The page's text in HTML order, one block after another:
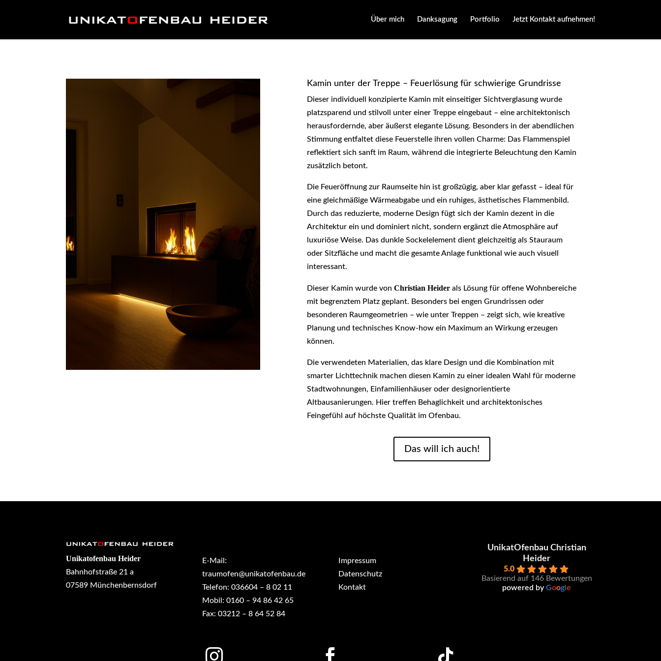
Über mich Danksagung Portfolio Jetzt Kontakt aufnehmen!
Kamin unter der Treppe – Feuerlösung für schwierige Grundrisse
Dieser individuell konzipierte Kamin mit einseitiger Sichtverglasung wurde
platzsparend und stilvoll unter einer Treppe eingebaut – eine architektonisch
herausfordernde, aber äußerst elegante Lösung. Besonders in der abendlichen
Stimmung entfaltet diese Feuerstelle ihren vollen Charme: Das Flammenspiel
reflektiert sich sanft im Raum, während die integrierte Beleuchtung den Kamin
zusätzlich betont.
Die Feueröffnung zur Raumseite hin ist großzügig, aber klar gefasst – ideal für
eine gleichmäßige Wärmeabgabe und ein ruhiges, ästhetisches Flammenbild.
Durch das reduzierte, moderne Design fügt sich der Kamin dezent in die
Architektur ein und dominiert nicht, sondern ergänzt die Atmosphäre auf
luxuriöse Weise. Das dunkle Sockelelement dient gleichzeitig als Stauraum
oder Sitzfläche und macht die gesamte Anlage funktional wie auch visuell
interessant.
Dieser Kamin wurde von Christian Heiderals Lösung für offene Wohnbereiche
mit begrenztem Platz geplant. Besonders bei engen Grundrissen oder
besonderen Raumgeometrien – wie unter Treppen – zeigt sich, wie kreative
Planung und technisches Know-how ein Maximum an Wirkung erzeugen
können.
Die verwendeten Materialien, das klare Design und die Kombination mit
smarter Lichttechnik machen diesen Kamin zu einer idealen Wahl für moderne
Stadtwohnungen, Einfamilienhäuser oder designorientierte
Altbausanierungen. Hier treffen Behaglichkeit und architektonisches
Feingefühl auf höchste Qualität im Ofenbau.
Das will ich auch!
Unikatofenbau Heider
Bahnhofstraße 21 a
07589 Münchenbernsdorf
E-Mail:
traumofen@unikatofenbau.de
Telefon: 036604 – 8 02 11
Mobil: 0160 – 94 86 42 65
Fax: 03212 – 8 64 52 84
Impressum
Datenschutz
Kontakt
UnikatOfenbau Christian
Heider
5.0
Basierend auf 146 Bewertungen
powered byGoog le
  